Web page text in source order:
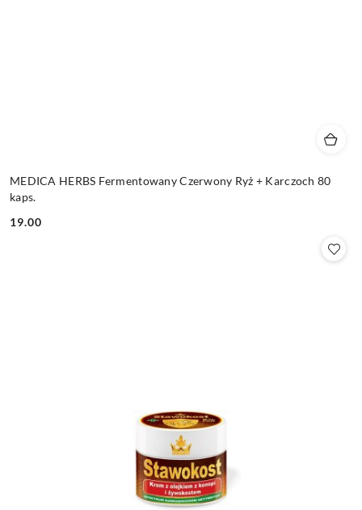
MEDICA HERBS Fermentowany Czerwony Ryż + Karczoch 80
kaps.
Cena:
19.00